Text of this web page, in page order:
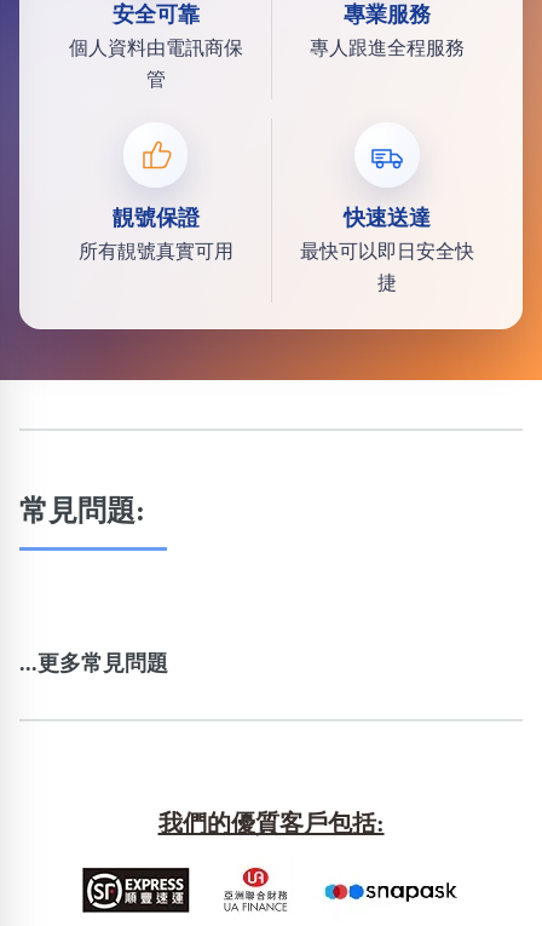
安全可靠
個人資料由電訊商保
管
專業服務
專人跟進全程服務
靚號保證
所有靚號真實可用
快速送達
最快可以即日安全快
捷
常見問題:
...更多常見問題
我們的優質客戶包括: